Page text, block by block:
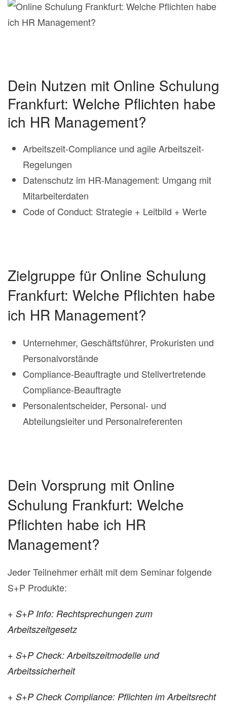
Dein Nutzen mit Online Schulung
Frankfurt: Welche Pflichten habe
ich HR Management?
Arbeitszeit-Compliance und agile Arbeitszeit-
Regelungen
Datenschutz im HR-Management: Umgang mit
Mitarbeiterdaten
Code of Conduct: Strategie + Leitbild + Werte
Zielgruppe für Online Schulung
Frankfurt: Welche Pflichten habe
ich HR Management?
Unternehmer, Geschäftsführer, Prokuristen und
Personalvorstände
Compliance-Beauftragte und Stellvertretende
Compliance-Beauftragte
Personalentscheider, Personal- und
Abteilungsleiter und Personalreferenten
Dein Vorsprung mit Online
Schulung Frankfurt: Welche
Pflichten habe ich HR
Management?
Jeder Teilnehmer erhält mit dem Seminar folgende
S+P Produkte:
+ S+P Info: Rechtsprechungen zum
Arbeitszeitgesetz
+ S+P Check: Arbeitszeitmodelle und
Arbeitssicherheit
+ S+P Check Compliance: Pflichten im Arbeitsrecht